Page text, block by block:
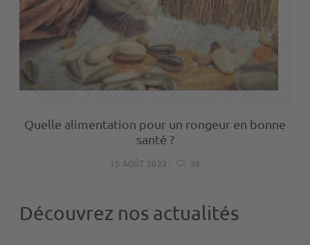
Quelle alimentation pour un rongeur en bonne
santé ?
15 AOÛT 2023 - 38
Découvrez nos actualités